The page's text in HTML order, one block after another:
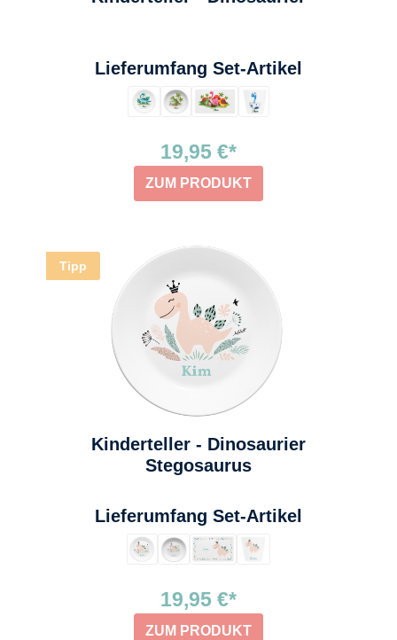
Lieferumfang Set-Artikel
19,95 €*
ZUM PRODUKT
Tipp
Kinderteller - Dinosaurier
Stegosaurus
Lieferumfang Set-Artikel
19,95 €*
ZUM PRODUKT